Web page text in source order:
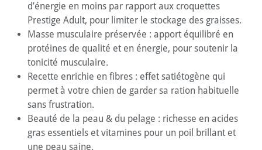
d’énergie en moins par rapport aux croquettes
Prestige Adult, pour limiter le stockage des graisses.
Masse musculaire préservée : apport équilibré en
protéines de qualité et en énergie, pour soutenir la
tonicité musculaire.
Recette enrichie en fibres : effet satiétogène qui
permet à votre chien de garder sa ration habituelle
sans frustration.
Beauté de la peau & du pelage : richesse en acides
gras essentiels et vitamines pour un poil brillant et
une peau saine.